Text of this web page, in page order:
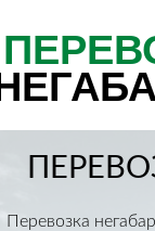
Перевозка